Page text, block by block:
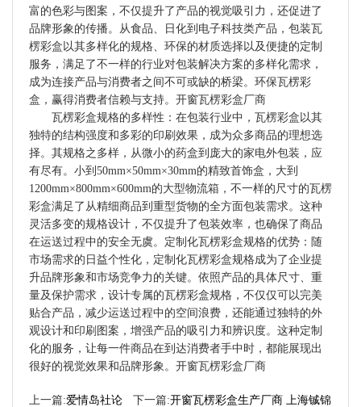
富的色彩与图案，不仅提升了产品的视觉吸引力，还促进了
品牌形象的传播。从食品、日化到电子科技类产品，包装瓦
楞彩盒以其多样化的规格、环保的材质选择以及便捷的定制
服务，满足了不一样的行业对包装解决方案的多样化需求，
成为连接产品与消费者之间不可或缺的桥梁。环保瓦楞彩
盒，赢得消费者信赖与支持。开窗瓦楞彩盒厂商
瓦楞彩盒规格的多样性：在包装行业中，瓦楞彩盒以其
独特的结构强度和多彩的印刷效果，成为众多商品的理想选
择。其规格之多样，从微小的药盒到庞大的家电外包装，应
有尽有。小到50mm×50mm×30mm的精致首饰盒，大到
1200mm×800mm×600mm的大型物流箱，不一样的尺寸的瓦楞
彩盒满足了从精细商品到重型货物的全方面包装需求。这种
灵活多变的规格设计，不仅提升了包装效率，也确保了商品
在运送过程中的安全无虞。定制化瓦楞彩盒规格的优势：随
市场需求的日益个性化，定制化瓦楞彩盒规格成为了企业提
升品牌形象和市场竞争力的关键。依照产品的具体尺寸、重
量及保护需求，设计专属的瓦楞彩盒规格，不仅仅可以完美
贴合产品，减少运送过程中的空间浪费，还能通过独特的外
观设计和印刷图案，增强产品的吸引力和辨识度。这种定制
化的服务，让每一件商品在到达消费者手中时，都能展现出
很好的视觉效果和品牌形象。开窗瓦楞彩盒厂商
上一篇:爱情岛社论
下一篇:开窗瓦楞彩盒生产厂商 上海铖锦